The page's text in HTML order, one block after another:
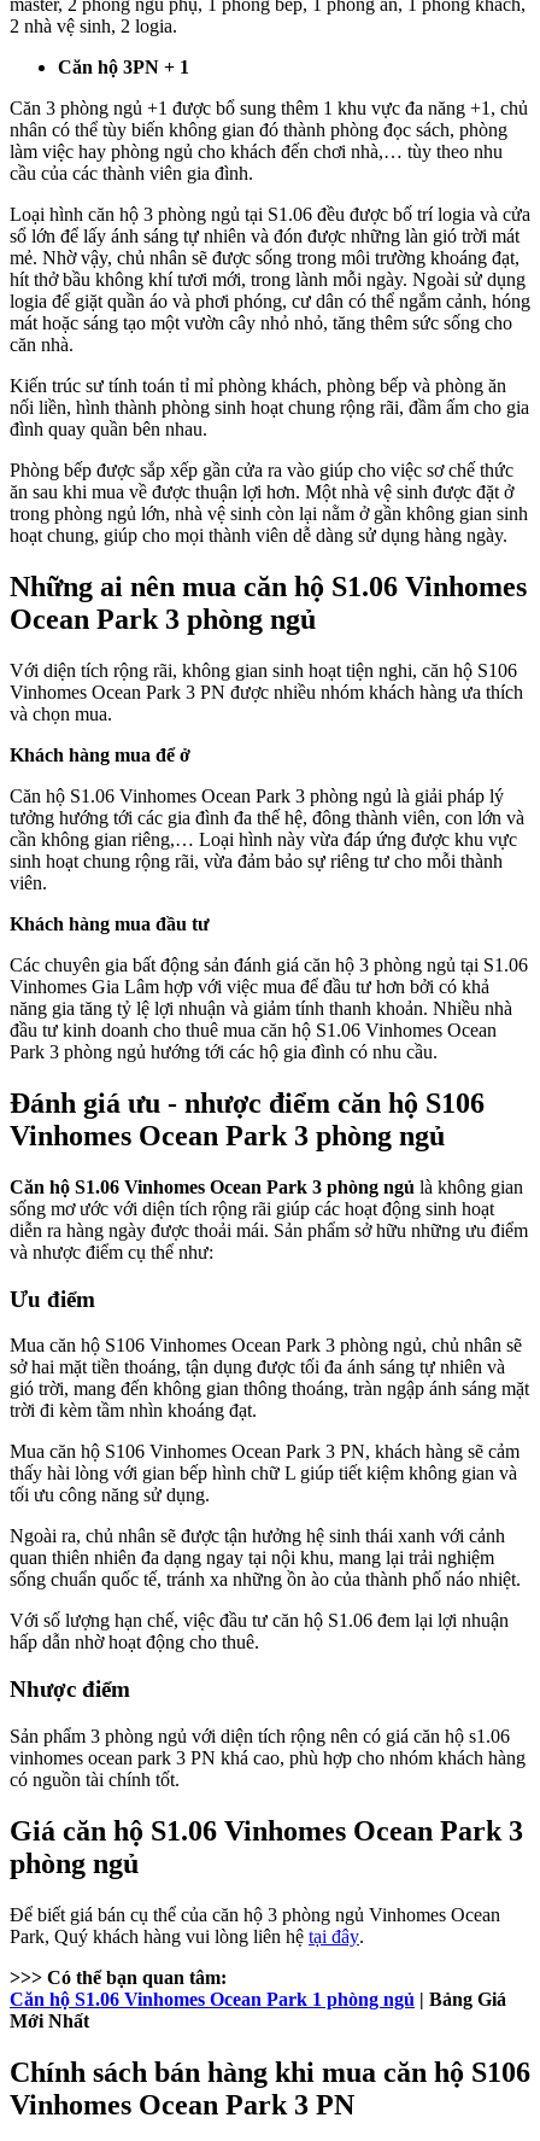
master, 2 phòng ngủ phụ, 1 phòng bếp, 1 phòng ăn, 1 phòng khách,
2 nhà vệ sinh, 2 logia.
Căn hộ 3PN + 1
Căn 3 phòng ngủ +1 được bổ sung thêm 1 khu vực đa năng +1, chủ
nhân có thể tùy biến không gian đó thành phòng đọc sách, phòng
làm việc hay phòng ngủ cho khách đến chơi nhà,… tùy theo nhu
cầu của các thành viên gia đình.
Loại hình căn hộ 3 phòng ngủ tại S1.06 đều được bố trí logia và cửa
sổ lớn để lấy ánh sáng tự nhiên và đón được những làn gió trời mát
mẻ. Nhờ vậy, chủ nhân sẽ được sống trong môi trường khoáng đạt,
hít thở bầu không khí tươi mới, trong lành mỗi ngày. Ngoài sử dụng
logia để giặt quần áo và phơi phóng, cư dân có thể ngắm cảnh, hóng
mát hoặc sáng tạo một vườn cây nhỏ nhỏ, tăng thêm sức sống cho
căn nhà.
Kiến trúc sư tính toán tỉ mỉ phòng khách, phòng bếp và phòng ăn
nối liền, hình thành phòng sinh hoạt chung rộng rãi, đầm ấm cho gia
đình quay quần bên nhau.
Phòng bếp được sắp xếp gần cửa ra vào giúp cho việc sơ chế thức
ăn sau khi mua về được thuận lợi hơn. Một nhà vệ sinh được đặt ở
trong phòng ngủ lớn, nhà vệ sinh còn lại nằm ở gần không gian sinh
hoạt chung, giúp cho mọi thành viên dễ dàng sử dụng hàng ngày.
Những ai nên mua căn hộ S1.06 Vinhomes
Ocean Park 3 phòng ngủ
Với diện tích rộng rãi, không gian sinh hoạt tiện nghi, căn hộ S106
Vinhomes Ocean Park 3 PN được nhiều nhóm khách hàng ưa thích
và chọn mua.
Khách hàng mua để ở
Căn hộ S1.06 Vinhomes Ocean Park 3 phòng ngủ là giải pháp lý
tưởng hướng tới các gia đình đa thế hệ, đông thành viên, con lớn và
cần không gian riêng,… Loại hình này vừa đáp ứng được khu vực
sinh hoạt chung rộng rãi, vừa đảm bảo sự riêng tư cho mỗi thành
viên.
Khách hàng mua đầu tư
Các chuyên gia bất động sản đánh giá căn hộ 3 phòng ngủ tại S1.06
Vinhomes Gia Lâm hợp với việc mua để đầu tư hơn bởi có khả
năng gia tăng tỷ lệ lợi nhuận và giảm tính thanh khoản. Nhiều nhà
đầu tư kinh doanh cho thuê mua căn hộ S1.06 Vinhomes Ocean
Park 3 phòng ngủ hướng tới các hộ gia đình có nhu cầu.
Đánh giá ưu - nhược điểm căn hộ S106
Vinhomes Ocean Park 3 phòng ngủ
Căn hộ S1.06 Vinhomes Ocean Park 3 phòng ngủ là không gian
sống mơ ước với diện tích rộng rãi giúp các hoạt động sinh hoạt
diễn ra hàng ngày được thoải mái. Sản phẩm sở hữu những ưu điểm
và nhược điểm cụ thể như:
Ưu điểm
Mua căn hộ S106 Vinhomes Ocean Park 3 phòng ngủ, chủ nhân sẽ
sở hai mặt tiền thoáng, tận dụng được tối đa ánh sáng tự nhiên và
gió trời, mang đến không gian thông thoáng, tràn ngập ánh sáng mặt
trời đi kèm tầm nhìn khoáng đạt.
Mua căn hộ S106 Vinhomes Ocean Park 3 PN, khách hàng sẽ cảm
thấy hài lòng với gian bếp hình chữ L giúp tiết kiệm không gian và
tối ưu công năng sử dụng.
Ngoài ra, chủ nhân sẽ được tận hưởng hệ sinh thái xanh với cảnh
quan thiên nhiên đa dạng ngay tại nội khu, mang lại trải nghiệm
sống chuẩn quốc tế, tránh xa những ồn ào của thành phố náo nhiệt.
Với số lượng hạn chế, việc đầu tư căn hộ S1.06 đem lại lợi nhuận
hấp dẫn nhờ hoạt động cho thuê.
Nhược điểm
Sản phẩm 3 phòng ngủ với diện tích rộng nên có giá căn hộ s1.06
vinhomes ocean park 3 PN khá cao, phù hợp cho nhóm khách hàng
có nguồn tài chính tốt.
Giá căn hộ S1.06 Vinhomes Ocean Park 3
phòng ngủ
Để biết giá bán cụ thể của căn hộ 3 phòng ngủ Vinhomes Ocean
Park, Quý khách hàng vui lòng liên hệ tại đây.
>>> Có thể bạn quan tâm:
Căn hộ S1.06 Vinhomes Ocean Park 1 phòng ngủ | Bảng Giá
Mới Nhất
Chính sách bán hàng khi mua căn hộ S106
Vinhomes Ocean Park 3 PN